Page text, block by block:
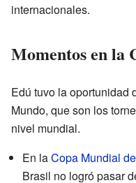
internacionales.
Momentos en la
Edú tuvo la oportunidad
Mundo, que son los
nivel mundial.
En laCopa Mundial
Brasil no logró pasar